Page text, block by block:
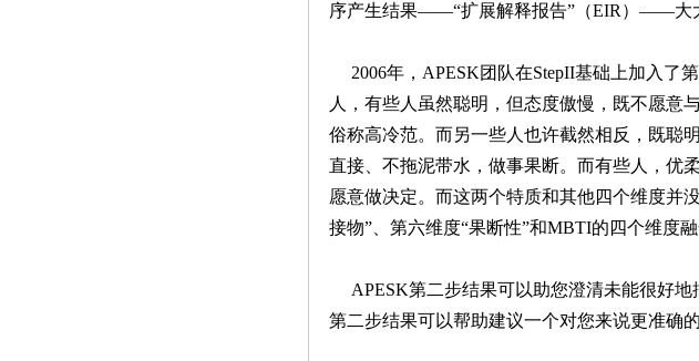
序产生结果——“扩展解释报告”（EIR）——大
2006年，APESK团队在StepII基础上加入了
人，有些人虽然聪明，但态度傲慢，既不愿意
俗称高冷范。而另一些人也许截然相反，既聪
直接、不拖泥带水，做事果断。而有些人，优
愿意做决定。而这两个特质和其他四个维度并
接物”、第六维度“果断性”和MBTI的四个维度
APESK第二步结果可以助您澄清未能很好地
第二步结果可以帮助建议一个对您来说更准确的